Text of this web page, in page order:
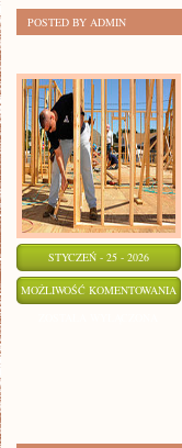
POSTED BY ADMIN
STYCZEŃ - 25 - 2026
MOŻLIWOŚĆ KOMENTOWANIA